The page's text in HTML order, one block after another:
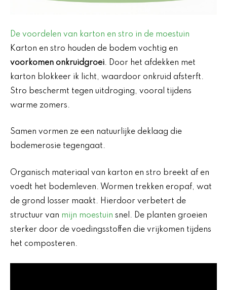
De voordelen van karton en stro in de moestuin
Karton en stro houden de bodem vochtig en
voorkomen onkruidgroei. Door het afdekken met
karton blokkeer ik licht, waardoor onkruid afsterft.
Stro beschermt tegen uitdroging, vooral tijdens
warme zomers.
Samen vormen ze een natuurlijke deklaag die
bodemerosie tegengaat.
Organisch materiaal van karton en stro breekt af en
voedt het bodemleven. Wormen trekken eropaf, wat
de grond losser maakt. Hierdoor verbetert de
structuur van mijn moestuin snel. De planten groeien
sterker door de voedingsstoffen die vrijkomen tijdens
het composteren.